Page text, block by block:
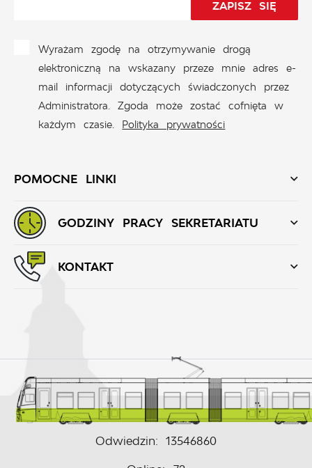
POMOCNE LINKI
Wyrażam zgodę na otrzymywanie drogą
elektroniczną na wskazany przeze mnie adres e-
mail informacji dotyczących świadczonych przez
Administratora. Zgoda może zostać cofnięta w
każdym czasie. Polityka prywatności
GODZINY PRACY SEKRETARIATU
KONTAKT
Odwiedzin: 13546860